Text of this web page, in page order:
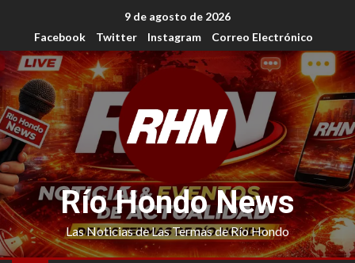
9 de agosto de 2026
Facebook
Twitter Instagram Correo Electrónico
Río Hondo News
Las Noticias de Las Termas de Río Hondo